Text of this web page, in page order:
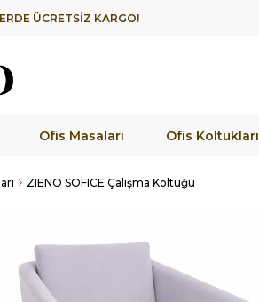
ÜCRETSİZ KARGO!
Ofis Masaları Ofis Koltukları
ZIENO SOFICE Çalışma Koltuğu